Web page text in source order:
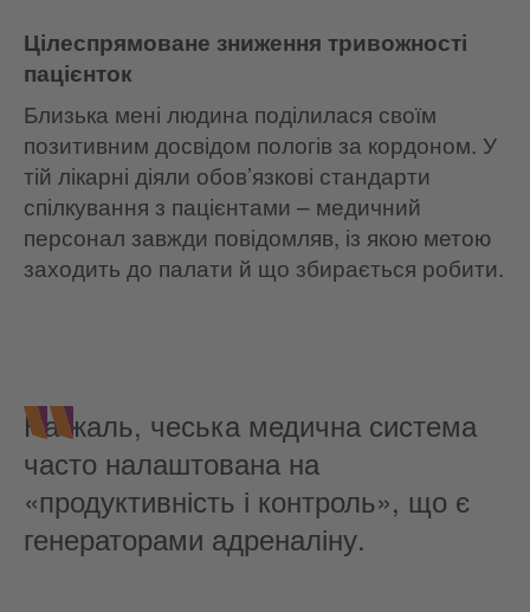
Цілеспрямоване зниження тривожності
пацієнток
Близька мені людина поділилася своїм
позитивним досвідом пологів за кордоном. У
тій лікарні діяли обов’язкові стандарти
спілкування з пацієнтами – медичний
персонал завжди повідомляв, із якою метою
заходить до палати й що збирається робити.
На жаль, чеська медична система
часто налаштована на
«продуктивність і контроль», що є
генераторами адреналіну.